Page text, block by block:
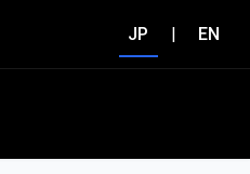
JP | EN